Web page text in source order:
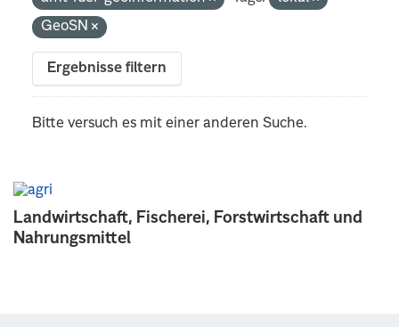
Landwirtschaft, Fischerei, Forstwirtschaft und
Nahrungsmittel
GeoSN
Ergebnisse filtern
Bitte versuch es mit einer anderen Suche.